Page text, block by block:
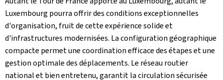
Luxembourg pourra offrir des conditions exceptionnelles
d'organisation, fruit de cette expérience solide et
d'infrastructures modernisées. La configuration géographique
compacte permet une coordination efficace des étapes et une
gestion optimale des déplacements. Le réseau routier
national et bien entretenu, garantit la circulation sécurisée